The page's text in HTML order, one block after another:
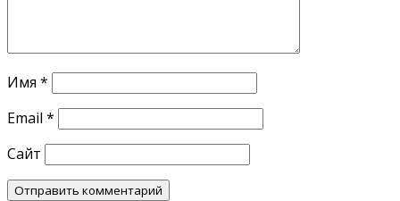
Имя *
Email *
Сайт